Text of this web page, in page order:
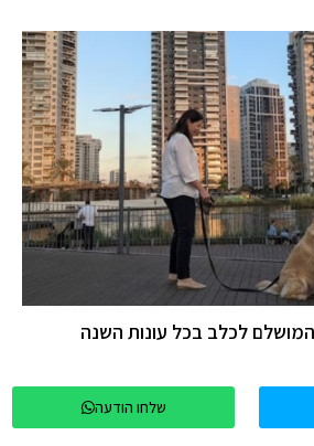
לכלב בכל עונות השנה
פתח תקווה
NEWS
שלחו הודעה